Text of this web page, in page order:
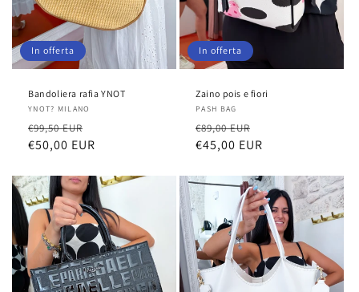
In offerta
Bandoliera rafia YNOT
Fornitore:
YNOT? MILANO
Prezzo
di
€99,50 EUR
scontato
€50,00 EUR
In offerta
Zaino pois e fiori
Fornitore:
PASH BAG
Prezzo
di
€89,00 EUR
scontato
€45,00 EUR